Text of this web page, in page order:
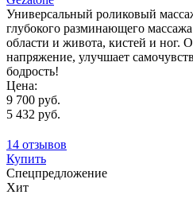
Универсальный роликовый
глубокого разминающего
области и живота, кистей и ног.
напряжение, улучшает
бодрость!
Цена:
9 700 руб.
5 432 руб.
14 отзывов
Купить
Спецпредложение
Хит